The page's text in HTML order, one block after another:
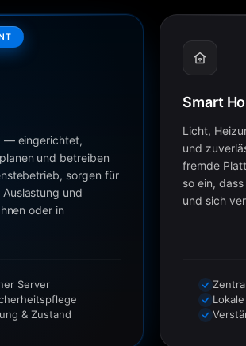
— eingerichtet,
und betreiben
sorgen für
und
oder in
Server
& Zustand
Smart
Licht,
und
fremde
so ein,
und sich